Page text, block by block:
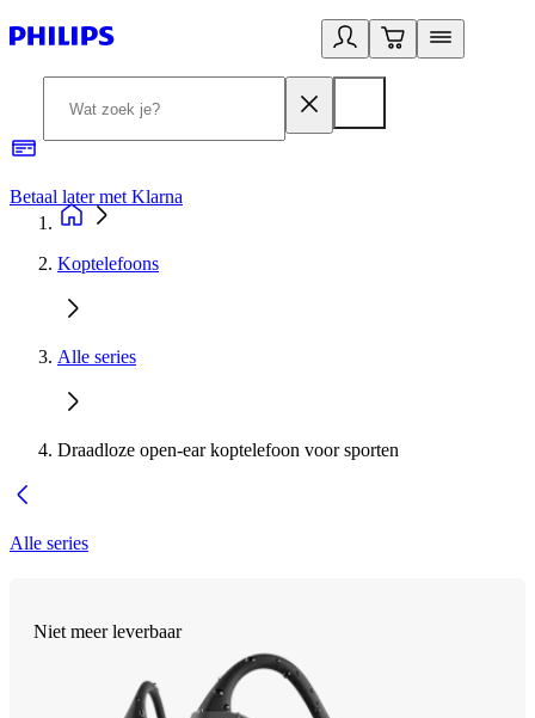
Betaal later met Klarna
Koptelefoons
Alle series
Draadloze open-ear koptelefoon voor sporten
Alle series
Niet meer leverbaar